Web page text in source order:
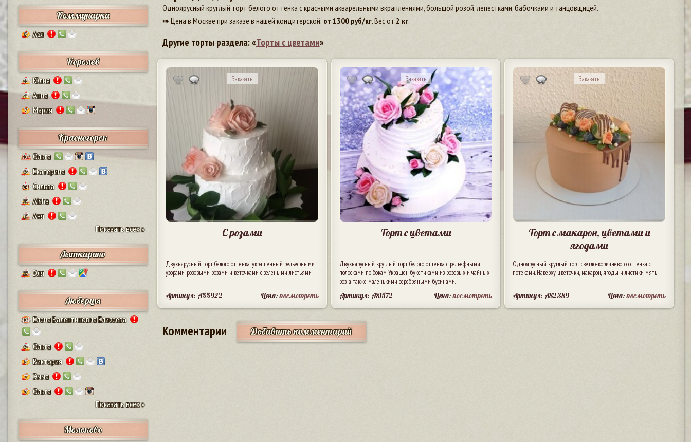
Коммунарка
8 Ася
Королев
38 Юлия
24 Анна
5 Мария
Красногорск
207 Ольга
43 Екатерина
64 Сильва
29 Aisha
19
Аня
Показать всех »
Лыткарино
23 Эля
Люберцы
101 Елена Валентиновна Елисеева
47 Ольга
8 Виктория
7 Эмма
9
Ольга
Показать всех »
Молоково
Одноярусный круглый торт белого оттенка с красными акварельными вкраплениями, большой розой, лепестками, бабочками и танцовщицей.
➠ Цена в Москве при заказе в нашей кондитерской: от 1300руб/кг. Вес от 2 кг.
Другие торты раздела: «Торты с цветами»
Заказать
С розами
Двухъярусный торт белого оттенка, украшенный рельефными
узорами, розовыми розами и веточками с зелеными листьями.
Артикул: A55922 Цена:посмотреть
Заказать
Торт с цветами
Двухъярусный круглый торт белого оттенка с рельефными
полосками по бокам. Украшен букетиками из розовых и чайных
роз, а также маленькими серебряными бусинами.
Артикул: A81572 Цена:посмотреть
Заказать
Торт с макарон, цветами и
ягодами
Одноярусный круглый торт светло-коричневого оттенка с
потеками. Наверху цветочки, макарон, ягоды и листики мяты.
Артикул: A82389 Цена:посмотреть
Комментарии Добавить комментарий